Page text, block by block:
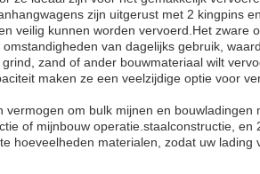
zijn uitgerust met 2 kingpins
veilig kunnen worden vervoerd.Het zware
van dagelijks gebruik,
zand of ander bouwmateriaal wilt
maken ze een veelzijdige optie voor
vermogen om bulk mijnen en
of mijnbouw operatie.staalconstructie,
hoeveelheden materialen, zodat uw lading